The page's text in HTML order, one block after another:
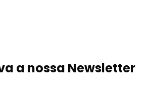
a nossa Newsletter